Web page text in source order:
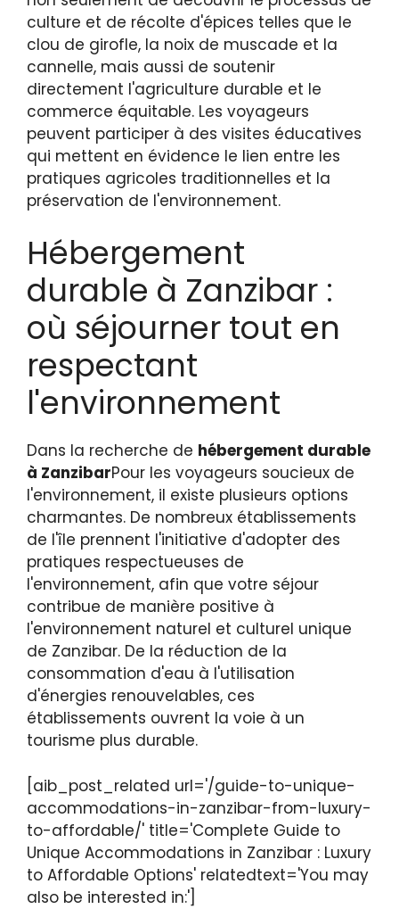
culture et de récolte d'épices telles que le
clou de girofle, la noix de muscade et la
cannelle, mais aussi de soutenir
directement l'agriculture durable et le
commerce équitable. Les voyageurs
peuvent participer à des visites éducatives
qui mettent en évidence le lien entre les
pratiques agricoles traditionnelles et la
préservation de l'environnement.
Hébergement
durable à Zanzibar :
où séjourner tout en
respectant
l'environnement
Dans la recherche de hébergement durable
à ZanzibarPour les voyageurs soucieux de
l'environnement, il existe plusieurs options
charmantes. De nombreux établissements
de l'île prennent l'initiative d'adopter des
pratiques respectueuses de
l'environnement, afin que votre séjour
contribue de manière positive à
l'environnement naturel et culturel unique
de Zanzibar. De la réduction de la
consommation d'eau à l'utilisation
d'énergies renouvelables, ces
établissements ouvrent la voie à un
tourisme plus durable.
[aib_post_related url='/guide-to-unique-
accommodations-in-zanzibar-from-luxury-
to-affordable/' title='Complete Guide to
Unique Accommodations in Zanzibar : Luxury
to Affordable Options' relatedtext='You may
also be interested in:']